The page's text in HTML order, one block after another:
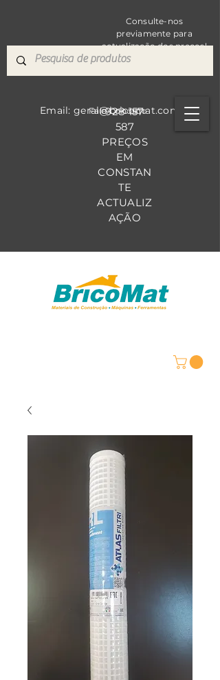
Consulte-nos
previamente para
actualização dos preços!
928 157
587
PREÇOS
EM
CONSTAN
TE
ACTUALIZ
AÇÃO
Fale Conosco
Email: geral@bricomat.com